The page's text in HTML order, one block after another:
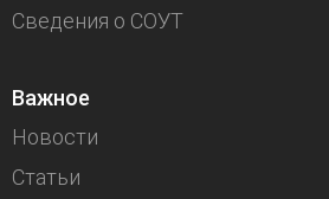
Сведения о СОУТ
Важное
Новости
Статьи